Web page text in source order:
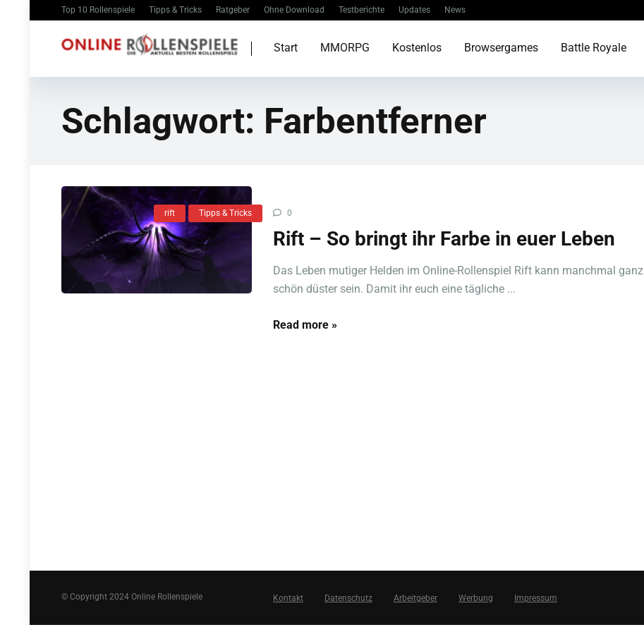
Top 10 Rollenspiele Tipps & Tricks Ratgeber Ohne Download Testberichte Updates News
Start MMORPG Kostenlos Browsergames Battle Royale
Schlagwort: Farbentferner
rift Tipps & Tricks 0
Rift – So bringt ihr Farbe in euer Leben
Das Leben mutiger Helden im Online-Rollenspiel Rift kann manchmal ganz
schön düster sein. Damit ihr euch eine tägliche ...
Read more »
© Copyright 2024 Online Rollenspiele Kontakt Datenschutz Arbeitgeber Werbung Impressum